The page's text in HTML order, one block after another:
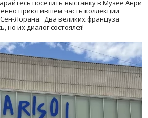
посетить выставку в Музее Анри
приютившем часть коллекции
Лорана. Два великих француза
но их диалог состоялся!